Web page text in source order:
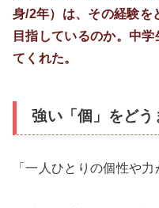
身/2年）は、その経験を
目指しているのか。中
てくれた。
強い「個」をどう
「一人ひとりの個性や力